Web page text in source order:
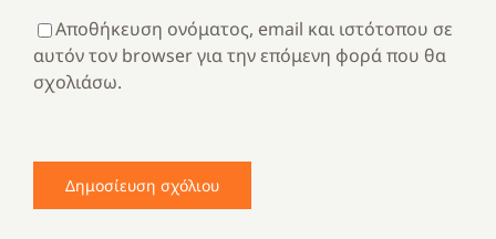
Αποθήκευση ονόματος, email και ιστότοπου σε
αυτόν τον browser για την επόμενη φορά που θα
σχολιάσω.